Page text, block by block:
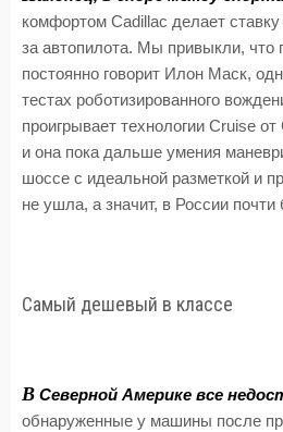
комфортом Cadillac делает
за автопилота. Мы привыкли, что
постоянно говорит Илон Маск,
тестах роботизированного
проигрывает технологии Cruise
и она пока дальше умения
шоссе с идеальной разметкой и
не ушла, а значит, в России почти
Самый дешевый в классе
В Северной Америке все
обнаруженные у машины после